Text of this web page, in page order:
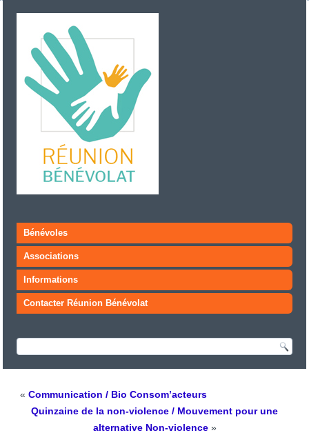
Bénévoles
Associations
Informations
Contacter Réunion Bénévolat
«Communication / Bio Consom’acteurs
Quinzaine de la non-violence / Mouvement pour une
alternative Non-violence»